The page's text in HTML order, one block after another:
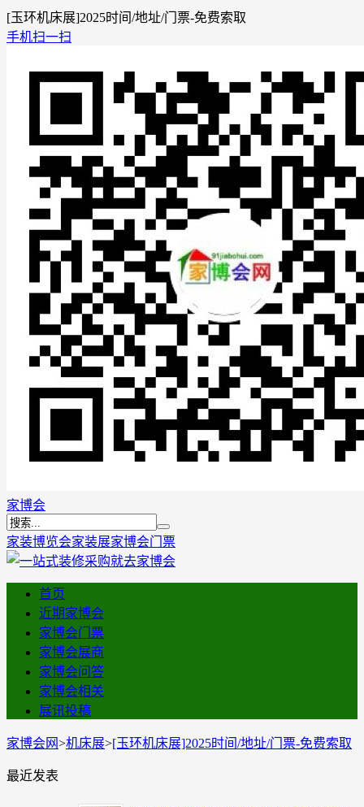
[玉环机床展]2025时间/地址/门票-免费索取
手机扫一扫
家博会
家装博览会家装展家博会门票
首页
近期家博会
家博会门票
家博会展商
家博会问答
家博会相关
展讯投稿
家博会网>机床展>[玉环机床展]2025时间/地址/门票-免费索取
最近发表